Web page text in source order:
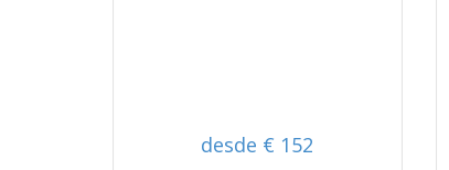
desde € 152